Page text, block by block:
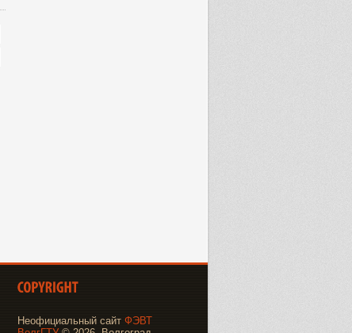
Неофициальный сайт ФЭВТ